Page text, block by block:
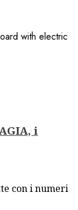
i
con i numeri